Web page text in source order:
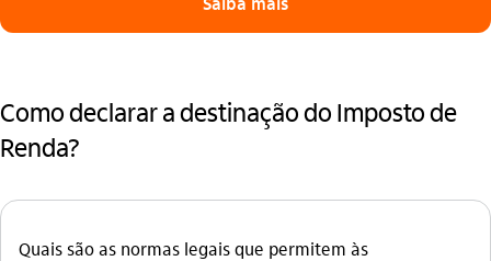
Como declarar a destinação do Imposto de
Renda?
Quais são as normas legais que permitem às